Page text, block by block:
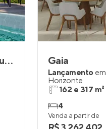
Residencial Villagio Di Lucca Gaia
Lançamento em
Horizonte
162 e 317 m²
4
Venda a partir de